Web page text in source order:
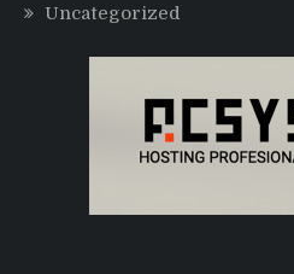
Uncategorized